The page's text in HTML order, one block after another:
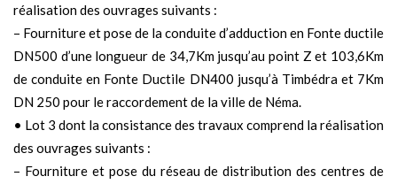
réalisation des ouvrages suivants :
– Fourniture et pose de la conduite d’adduction en Fonte ductile
DN500 d’une longueur de 34,7Km jusqu’au point Z et 103,6Km
de conduite en Fonte Ductile DN400 jusqu’à Timbédra et 7Km
DN 250 pour le raccordement de la ville de Néma.
• Lot 3 dont la consistance des travaux comprend la réalisation
des ouvrages suivants :
– Fourniture et pose du réseau de distribution des centres de